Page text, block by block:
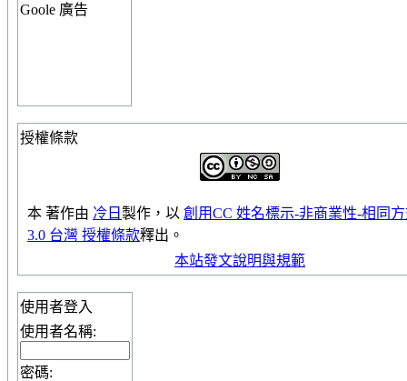
Goole 廣告
授權條款
本 著作由 冷日 製作，以 創用CC 姓名標示-非商業性-相同
3.0 台灣 授權條款釋出。
本站發文說明與規範
使用者登入
使用者名稱:
密碼: